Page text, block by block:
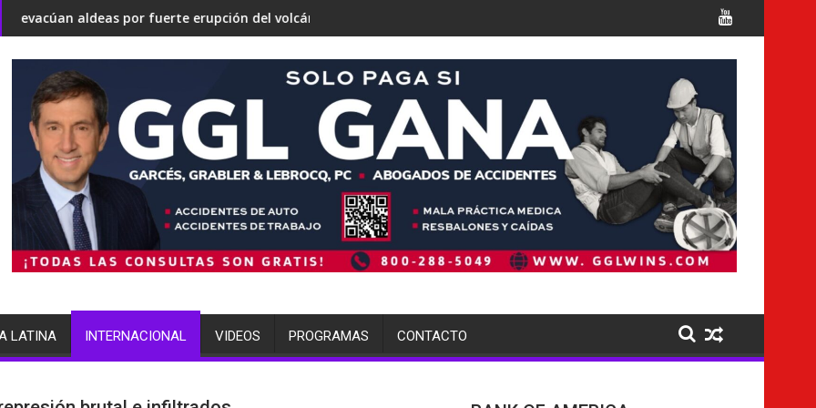
en una 'Gaza silenciosa'
su estrategia nuclear
fuerte erupción del volcán de Fuegoterminó arrestada por múltiples cargos Italia confirma la muerte de 7 nacionales
LATINA INTERNACIONAL VIDEOS PROGRAMAS CONTACTO